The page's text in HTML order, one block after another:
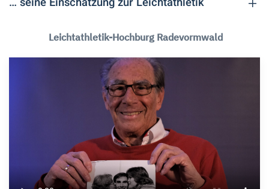
Leichtathletik-Hochburg Radevormwald